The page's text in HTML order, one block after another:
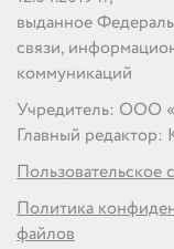
выданное
связи,
коммуникаций
Учредитель: ООО
Главный редактор:
Пользовательское
Политика
файлов